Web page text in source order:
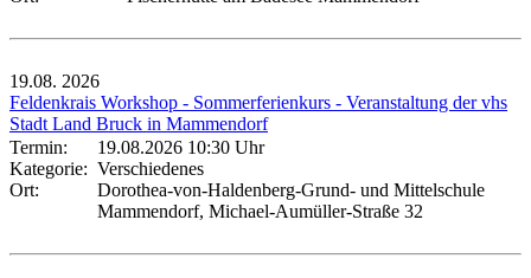
19.08. 2026
Feldenkrais Workshop - Sommerferienkurs - Veranstaltung der vhs
Stadt Land Bruck in Mammendorf
Termin:
19.08.2026 10:30 Uhr
Kategorie: Verschiedenes
Ort:
Dorothea-von-Haldenberg-Grund- und Mittelschule
Mammendorf, Michael-Aumüller-Straße 32